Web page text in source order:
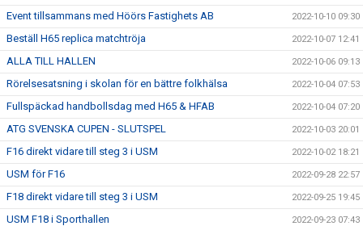
Event tillsammans med Höörs Fastighets AB 2022-10-10 09:30
Beställ H65 replica matchtröja 2022-10-07 12:41
ALLA TILL HALLEN 2022-10-06 09:13
Rörelsesatsning i skolan för en bättre folkhälsa 2022-10-04 07:53
Fullspäckad handbollsdag med H65 & HFAB 2022-10-04 07:20
ATG SVENSKA CUPEN - SLUTSPEL 2022-10-03 20:01
F16 direkt vidare till steg 3 i USM 2022-10-02 18:21
USM för F16 2022-09-28 22:57
F18 direkt vidare till steg 3 i USM 2022-09-25 19:45
USM F18 i Sporthallen 2022-09-23 07:43